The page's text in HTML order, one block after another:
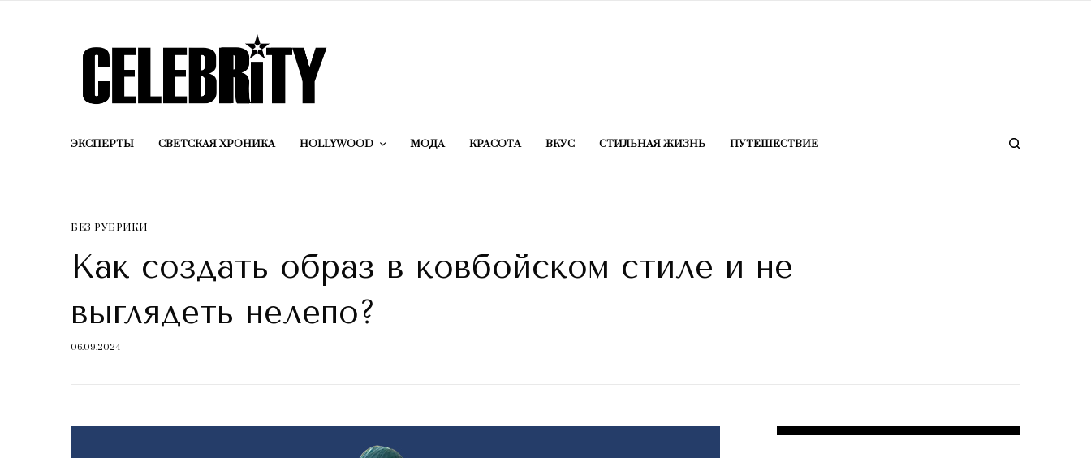
ЭКСПЕРТЫ СВЕТСКАЯ ХРОНИКА HOLLYWOOD МОДА КРАСОТA ВКУС СТИЛЬНАЯ ЖИЗНЬ ПУТЕШЕСТВИЕ
БЕЗ РУБРИКИ
Как создать образ в ковбойском стиле и не
выглядеть нелепо?
06.09.2024